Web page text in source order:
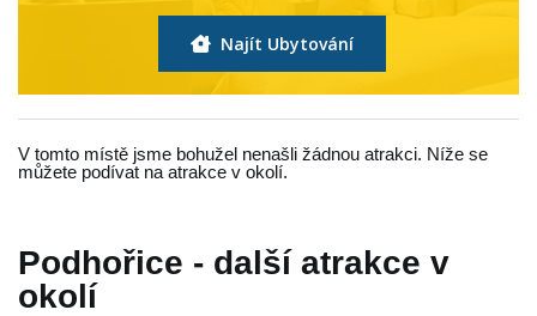
Najít Ubytování
V tomto místě jsme bohužel nenašli žádnou atrakci. Níže se
můžete podívat na atrakce v okolí.
Podhořice - další atrakce v
okolí